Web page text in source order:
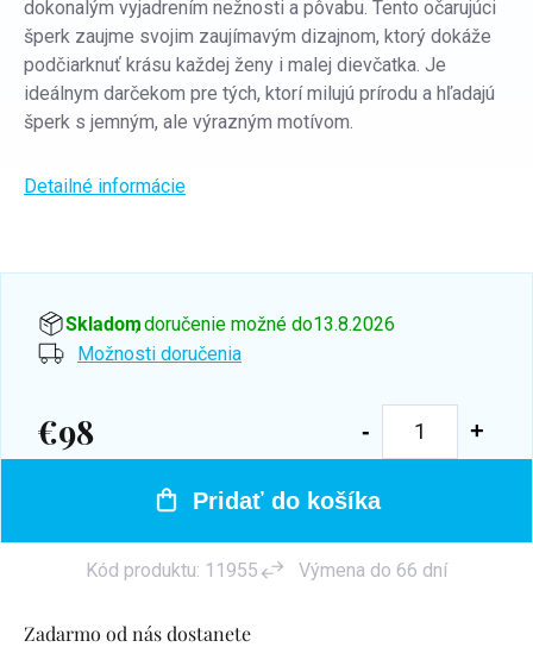
Zadarmo od nás dostanete
dokonalým vyjadrením nežnosti a pôvabu. Tento očarujúci
šperk zaujme svojim zaujímavým dizajnom, ktorý dokáže
podčiarknuť krásu každej ženy i malej dievčatka. Je
ideálnym darčekom pre tých, ktorí milujú prírodu a hľadajú
šperk s jemným, ale výrazným motívom.
Detailné informácie
Skladom, doručenie možné do13.8.2026
Možnosti doručenia
€98
Jednotková
Pridať do košíka
Kód produktu: 11955 Výmena do 66 dní